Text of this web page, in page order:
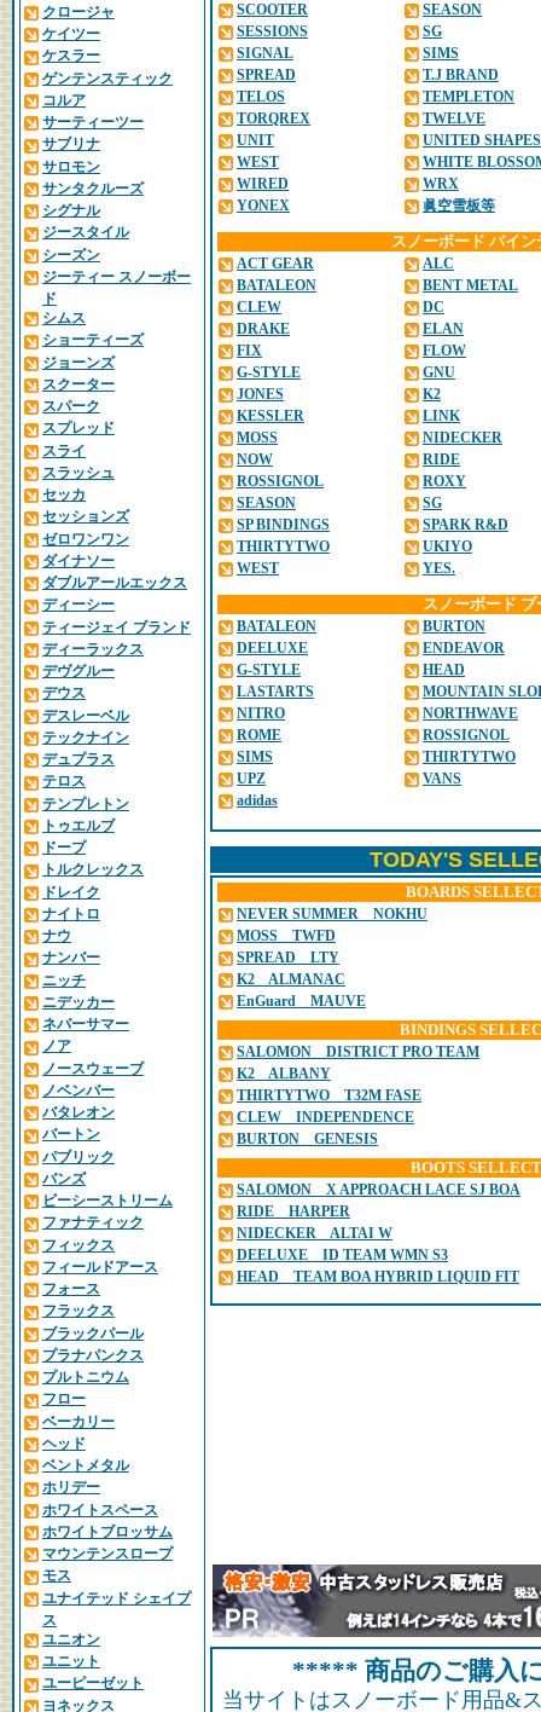
クロージャ
ケイツー
ケスラー
ゲンテンスティック
コルア
サーティーツー
サブリナ
サロモン
サンタクルーズ
シグナル
ジースタイル
シーズン
ジーティー スノーボー
ド
シムス
ショーティーズ
ジョーンズ
スクーター
スパーク
スプレッド
スライ
スラッシュ
セッカ
セッションズ
ゼロワンワン
ダイナソー
ダブルアールエックス
ディーシー
ティージェイ ブランド
ディーラックス
デヴグルー
デウス
デスレーベル
テックナイン
デュプラス
テロス
テンプレトン
トゥエルブ
ドープ
トルクレックス
ドレイク
ナイトロ
ナウ
ナンバー
ニッチ
ニデッカー
ネバーサマー
ノア
ノースウェーブ
ノベンバー
バタレオン
バートン
パブリック
バンズ
ビーシーストリーム
ファナティック
フィックス
フィールドアース
フォース
フラックス
ブラックパール
プラナパンクス
プルトニウム
フロー
ベーカリー
ヘッド
ベントメタル
ホリデー
ホワイトスペース
ホワイトブロッサム
マウンテンスロープ
モス
ユナイテッド シェイプ
ス
ユニオン
ユニット
ユーピーゼット
ヨネックス
SCOOTER
SEASON
SESSIONS
SG
SIGNAL
SIMS
SPREAD
T.J BRAND
TELOS
TEMPLETON
TORQREX
TWELVE
UNIT
UNITED SHAPES
WEST
WHITE
WIRED
WRX
YONEX
眞空雪板等
スノーボード バイン
ACT GEAR
ALC
BATALEON
BENT METAL
CLEW
DC
DRAKE
ELAN
FIX
FLOW
G-STYLE
GNU
JONES
K2
KESSLER
LINK
MOSS
NIDECKER
NOW
RIDE
ROSSIGNOL
ROXY
SEASON
SG
SP BINDINGS
SPARK R&D
THIRTYTWO
UKIYO
WEST
YES.
スノーボード ブ
BATALEON
BURTON
DEELUXE
ENDEAVOR
G-STYLE
HEAD
LASTARTS
MOUNTAIN
NITRO
NORTHWAVE
ROME
ROSSIGNOL
SIMS
THIRTYTWO
UPZ
VANS
adidas
TODAY'S
BOARDS
NEVER SUMMER NOKHU
MOSS TWFD
SPREAD LTY
K2 ALMANAC
EnGuard MAUVE
AMPLID UNW8
WHITESPACE MONTANO
T.J BRAND GOLDEN BAT HISHAM AKIRA
BATALEON FUN.KINK
SALOMON ASSASSIN PRO
DRAKE G-ONE
OGASAKA ORCA
NOVEMBER KD
JONES TWEAKER PRO
SIMS UAP
RIDE ZERO JR
GNU SETSUNA
FIELD EARTH X1 CUSTOM
BINDINGS
SALOMON DISTRICT PRO TEAM
K2 ALBANY
THIRTYTWO T32M FASE
CLEW INDEPENDENCE
BURTON GENESIS
UNION ASTRA STEP ON
RIDE C-6
DEELUXE DLX INTEC CONNECTOR
KARAKORAM WAYFINDER
BATALEON YOUTH GHOST FASE
BOOTS
SALOMON X APPROACH LACE SJ BOA
RIDE HARPER
NIDECKER ALTAI W
DEELUXE ID TEAM WMN S3
HEAD TEAM BOA HYBRID LIQUID FIT
***** 商品のご購入
当サイトはスノーボード用品&